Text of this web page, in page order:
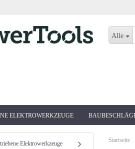
Alle
ELEKTROWERKZEUGE
Startseite
Elektrowerkzeuge